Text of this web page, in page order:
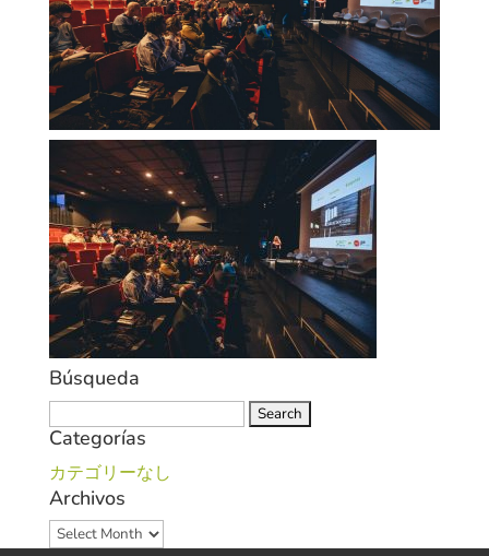
Búsqueda
for:
Categorías
カテゴリーなし
Archivos
Archivos